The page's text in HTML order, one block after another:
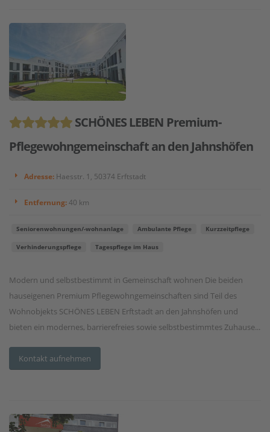
SCHÖNES LEBEN Premium-
Pflegewohngemeinschaft an den Jahnshöfen
Adresse: Haesstr. 1, 50374 Erftstadt
Entfernung:40 km
Seniorenwohnungen/-wohnanlage Ambulante Pflege Kurzzeitpflege
Verhinderungspflege Tagespflege im Haus
Modern und selbstbestimmt in Gemeinschaft wohnen Die beiden
hauseigenen Premium Pflegewohngemeinschaften sind Teil des
Wohnobjekts SCHÖNES LEBEN Erftstadt an den Jahnshöfen und
bieten ein modernes, barrierefreies sowie selbstbestimmtes Zuhause...
Kontakt aufnehmen